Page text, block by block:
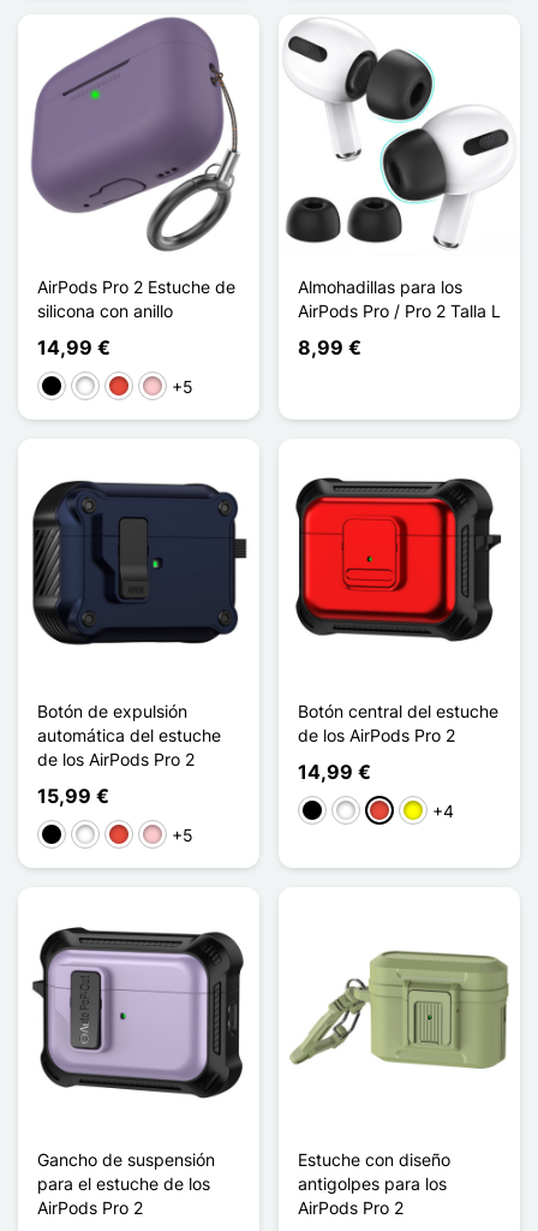
AirPods Pro 2 Estuche de
silicona con anillo
14,99 €
NegroBlancoRojoRosa+5
Almohadillas para los
AirPods Pro / Pro 2 Talla L
8,99 €
Botón de expulsión
automática del estuche
de los AirPods Pro 2
15,99 €
NegroBlancoRojoRosa+5
Botón central del estuche
de los AirPods Pro 2
14,99 €
NegroBlancoRojoAmarillo
+4
Gancho de suspensión
para el estuche de los
AirPods Pro 2
Estuche con diseño
antigolpes para los
AirPods Pro 2